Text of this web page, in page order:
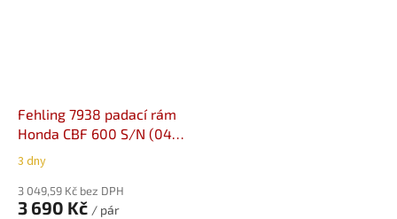
Fehling 7938 padací rám
Honda CBF 600 S/N (04-
07)
3 dny
3 049,59 Kč bez DPH
3 690 Kč / pár